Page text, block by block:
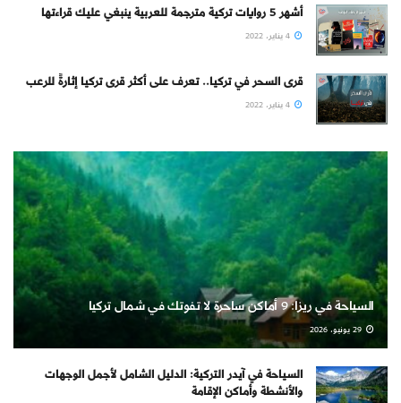
أشهر 5 روايات تركية مترجمة للعربية ينبغي عليك قراءتها
قرى السحر في تركيا.. تعرف على أكثر قرى تركيا إثارةً للرعب
السياحة في ريزا: 9 أماكن ساحرة لا تفوتك في شمال تركيا
السياحة في آيدر التركية: الدليل الشامل لأجمل الوجهات
والأنشطة وأماكن الإقامة